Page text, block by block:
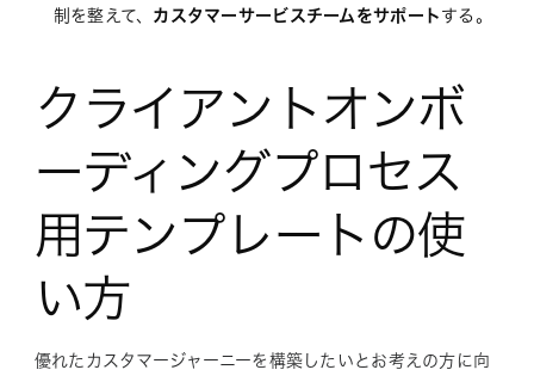
制を整えて、 カスタマーサービスチームをサポート する。
クライアントオンボ
ーディングプロセス
用テンプレートの使
い方
優れたカスタマージャーニーを構築したいとお考えの方に向